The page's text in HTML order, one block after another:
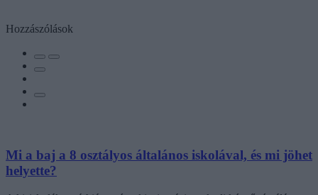
Hozzászólások
Mi a baj a 8 osztályos általános iskolával, és mi jöhet
helyette?